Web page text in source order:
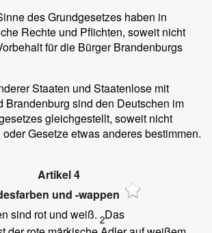
des Grundgesetzes haben in
Rechte und Pflichten, soweit nicht
für die Bürger Brandenburgs
Staaten und Staatenlose mit
Brandenburg sind den Deutschen im
gleichgestellt, soweit nicht
Gesetze etwas anderes bestimmen.
Artikel 4
und -wappen
sind rot und weiß. 2Das